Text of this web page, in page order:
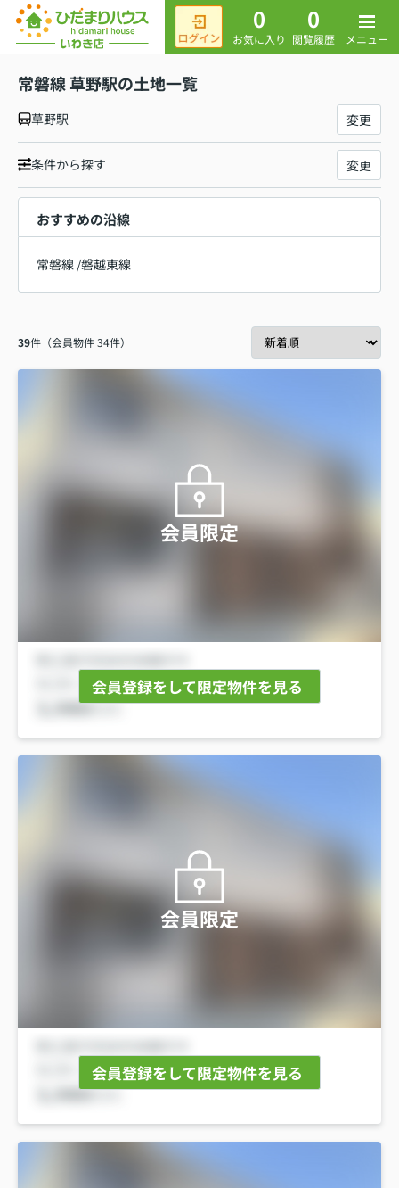
0
お気に入り
0
閲覧履歴 メニュー
常磐線 草野駅の土地一覧
草野駅 変更
条件から探す 変更
おすすめの沿線
常磐線 /磐越東線
39件（会員物件 34件）
会員限定
会員登録をして限定物件を見る
会員限定
会員登録をして限定物件を見る